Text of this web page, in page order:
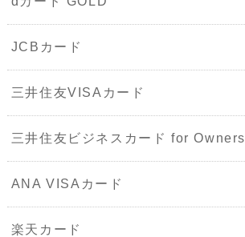
JCBカード
三井住友VISAカード
三井住友ビジネスカード for Owners
ANA VISAカード
楽天カード